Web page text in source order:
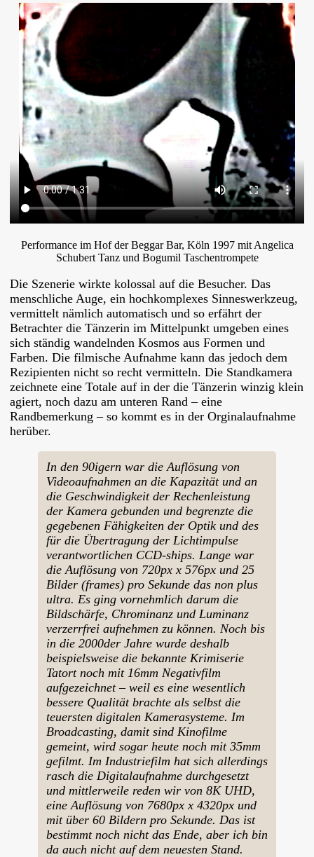
Performance im Hof der Beggar Bar, Köln 1997 mit Angelica
Schubert Tanz und Bogumil Taschentrompete
Die Szenerie wirkte kolossal auf die Besucher. Das
menschliche Auge, ein hochkomplexes Sinneswerkzeug,
vermittelt nämlich automatisch und so erfährt der
Betrachter die Tänzerin im Mittelpunkt umgeben eines
sich ständig wandelnden Kosmos aus Formen und
Farben. Die filmische Aufnahme kann das jedoch dem
Rezipienten nicht so recht vermitteln. Die Standkamera
zeichnete eine Totale auf in der die Tänzerin winzig klein
agiert, noch dazu am unteren Rand – eine
Randbemerkung – so kommt es in der Orginalaufnahme
herüber.
In den 90igern war die Auflösung von
Videoaufnahmen an die Kapazität und an
die Geschwindigkeit der Rechenleistung
der Kamera gebunden und begrenzte die
gegebenen Fähigkeiten der Optik und des
für die Übertragung der Lichtimpulse
verantwortlichen CCD-ships. Lange war
die Auflösung von 720px x 576px und 25
Bilder (frames) pro Sekunde das non plus
ultra. Es ging vornehmlich darum die
Bildschärfe, Chrominanz und Luminanz
verzerrfrei aufnehmen zu können. Noch bis
in die 2000der Jahre wurde deshalb
beispielsweise die bekannte Krimiserie
Tatort noch mit 16mm Negativfilm
aufgezeichnet – weil es eine wesentlich
bessere Qualität brachte als selbst die
teuersten digitalen Kamerasysteme. Im
Broadcasting, damit sind Kinofilme
gemeint, wird sogar heute noch mit 35mm
gefilmt. Im Industriefilm hat sich allerdings
rasch die Digitalaufnahme durchgesetzt
und mittlerweile reden wir von 8K UHD,
eine Auflösung von 7680px x 4320px und
mit über 60 Bildern pro Sekunde. Das ist
bestimmt noch nicht das Ende, aber ich bin
da auch nicht auf dem neuesten Stand.